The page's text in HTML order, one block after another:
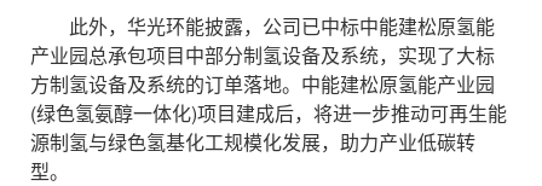
此外，华光环能披露，公司已中标中能建松原氢能
产业园总承包项目中部分制氢设备及系统，实现了大标
方制氢设备及系统的订单落地。中能建松原氢能产业园
(绿色氢氨醇一体化)项目建成后，将进一步推动可再生能
源制氢与绿色氢基化工规模化发展，助力产业低碳转
型。